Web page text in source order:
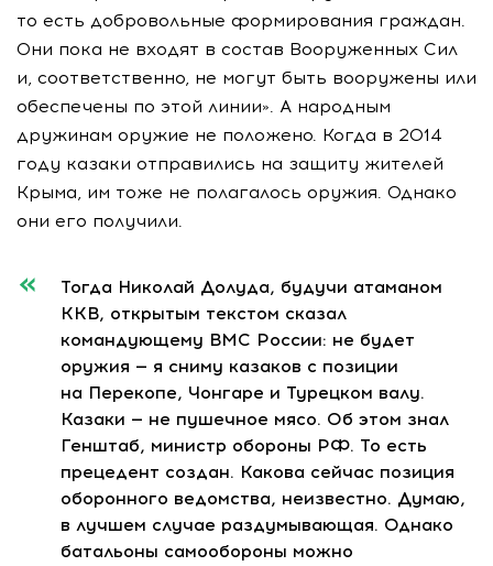
то есть добровольные формирования граждан.
Они пока не входят в состав Вооруженных Сил
и, соответственно, не могут быть вооружены или
обеспечены по этой линии». А народным
дружинам оружие не положено. Когда в 2014
году казаки отправились на защиту жителей
Крыма, им тоже не полагалось оружия. Однако
они его получили.
Тогда Николай Долуда, будучи атаманом
ККВ, открытым текстом сказал
командующему ВМС России: не будет
оружия — я сниму казаков с позиции
на Перекопе, Чонгаре и Турецком валу.
Казаки — не пушечное мясо. Об этом знал
Генштаб, министр обороны РФ. То есть
прецедент создан. Какова сейчас позиция
оборонного ведомства, неизвестно. Думаю,
в лучшем случае раздумывающая. Однако
батальоны самообороны можно